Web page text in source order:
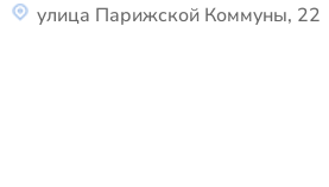
улица Парижской Коммуны, 22